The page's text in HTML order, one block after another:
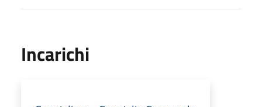
Incarichi